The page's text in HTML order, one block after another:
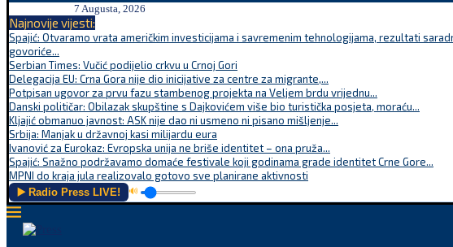
7 Augusta, 2026
Najnovije vijesti:
Spajić: Otvaramo vrata američkim investicijama i savremenim tehnologijama, rezultati
govoriće...
Serbian Times: Vučić podijelio crkvu u Crnoj Gori
Delegacija EU: Crna Gora nije dio inicijative za centre za migrante,...
Potpisan ugovor za prvu fazu stambenog projekta na Veljem brdu vrijednu...
Danski političar: Obilazak skupštine s Dajkovićem više bio turistička posjeta, moraću...
Kljajić obmanuo javnost: ASK nije dao ni usmeno ni pisano mišljenje...
Srbija: Manjak u državnoj kasi milijardu eura
Ivanović za Eurokaz: Evropska unija ne briše identitet – ona pruža...
Spajić: Snažno podržavamo domaće festivale koji godinama grade identitet Crne Gore...
MPNI do kraja jula realizovalo gotovo sve planirane aktivnosti
▶️ Radio Press LIVE! 🔊